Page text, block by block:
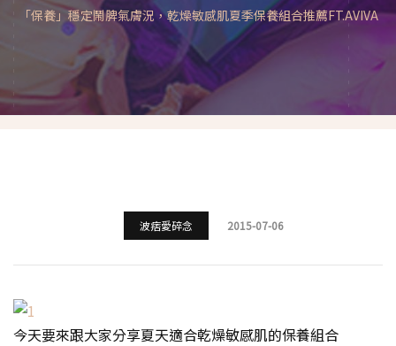
「保養」穩定鬧脾氣膚況，乾燥敏感肌夏季保養組合推薦FT.AVIVA
波痞愛碎念 2015-07-06
今天要來跟大家分享夏天適合乾燥敏感肌的保養組合